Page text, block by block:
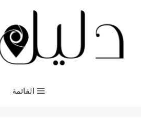
المحتوى
القائمة